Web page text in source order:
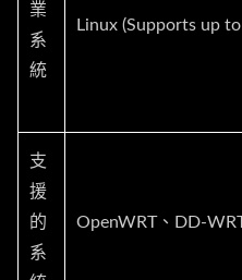
業
系
統
Linux (Supports up
支
援
的
系
OpenWRT、DD-